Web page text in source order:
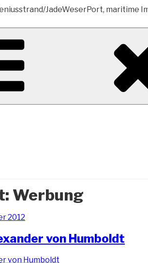
JadeWeserPort/Container Terminal
Werbung
2012
von Humboldt